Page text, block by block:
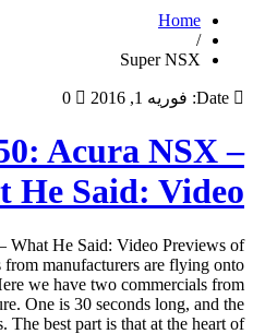
Home
/
Super NSX
Date: فوریه 1, 2016 0
Acura NSX –
He Said: Video
What He Said: Video Previews of
manufacturers are flying onto
we have two commercials from
One is 30 seconds long, and the
best part is that at the heart of […]